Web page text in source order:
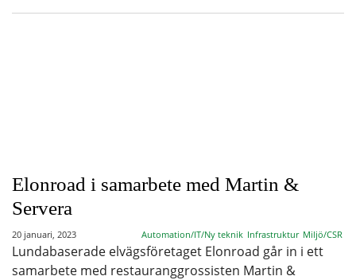
Elonroad i samarbete med Martin &
Servera
20 januari, 2023 Automation/IT/Ny teknik Infrastruktur Miljö/CSR
Lundabaserade elvägsföretaget Elonroad går in i ett
samarbete med restauranggrossisten Martin &